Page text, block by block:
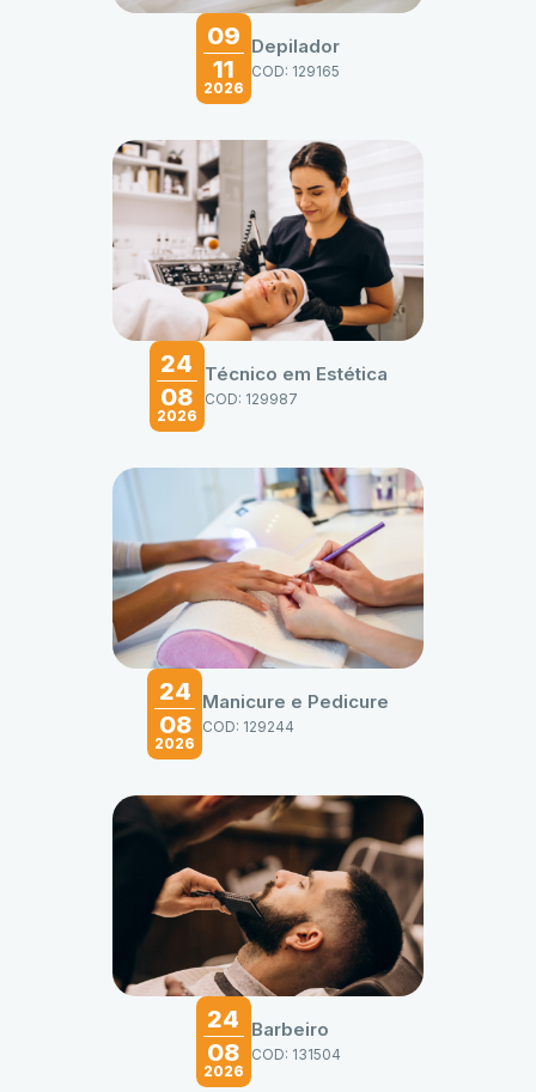
09
11
2026
Depilador
COD: 129165
24
08
2026
Técnico em Estética
COD: 129987
24
08
2026
Manicure e Pedicure
COD: 129244
24
08
2026
Barbeiro
COD: 131504